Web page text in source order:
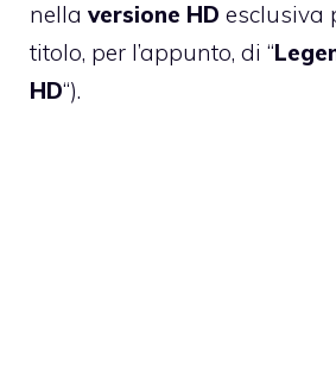
nella versione HD esclusiva
titolo, per l’appunto, di “
HD“).